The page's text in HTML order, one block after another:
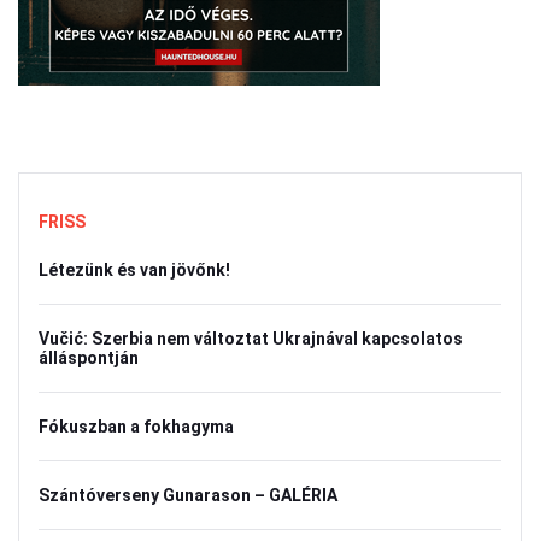
FRISS
Létezünk és van jövőnk!
Vučić: Szerbia nem változtat Ukrajnával kapcsolatos
álláspontján
Fókuszban a fokhagyma
Szántóverseny Gunarason – GALÉRIA